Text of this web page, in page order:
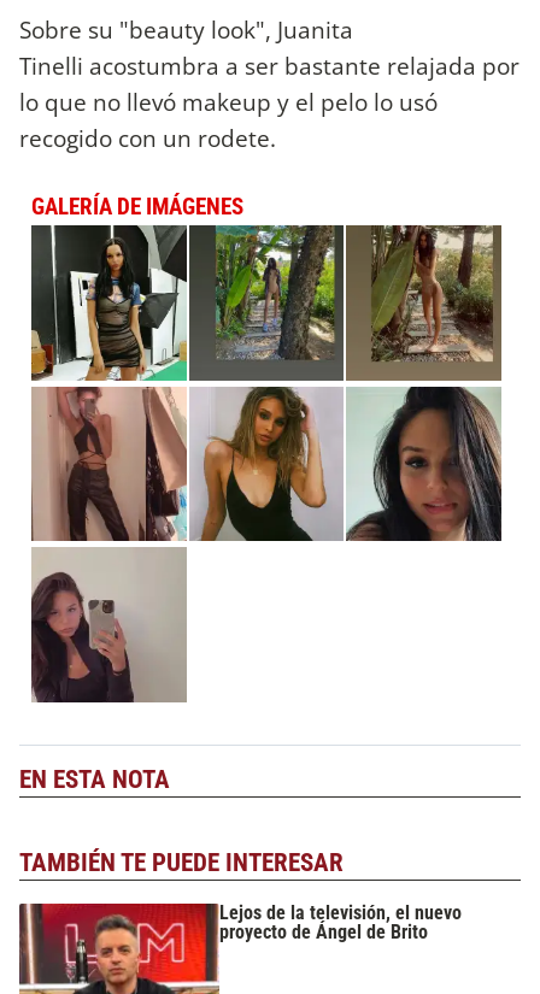
Sobre su "beauty look", Juanita
Tinelli acostumbra a ser bastante relajada por
lo que no llevó makeup y el pelo lo usó
recogido con un rodete.
GALERÍA DE IMÁGENES
EN ESTA NOTA
TAMBIÉN TE PUEDE INTERESAR
Lejos de la televisión, el nuevo
proyecto de Ángel de Brito